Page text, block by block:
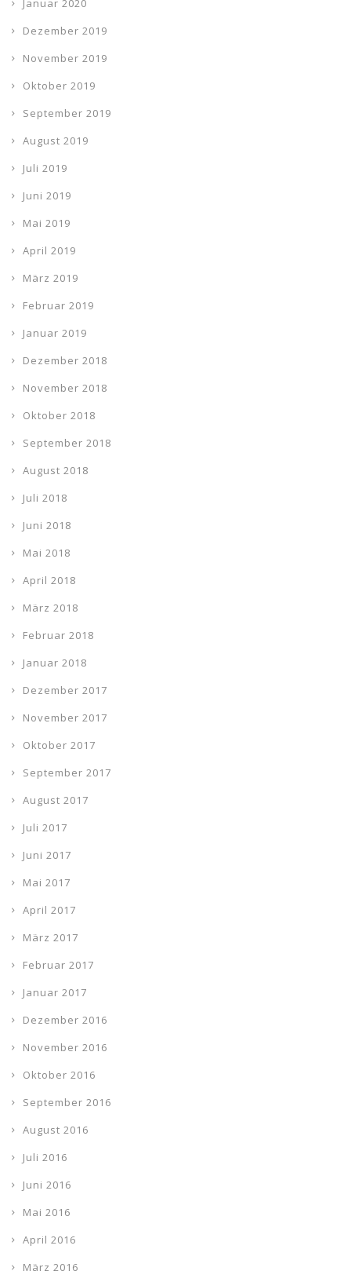
Januar 2020
Dezember 2019
November 2019
Oktober 2019
September 2019
August 2019
Juli 2019
Juni 2019
Mai 2019
April 2019
März 2019
Februar 2019
Januar 2019
Dezember 2018
November 2018
Oktober 2018
September 2018
August 2018
Juli 2018
Juni 2018
Mai 2018
April 2018
März 2018
Februar 2018
Januar 2018
Dezember 2017
November 2017
Oktober 2017
September 2017
August 2017
Juli 2017
Juni 2017
Mai 2017
April 2017
März 2017
Februar 2017
Januar 2017
Dezember 2016
November 2016
Oktober 2016
September 2016
August 2016
Juli 2016
Juni 2016
Mai 2016
April 2016
März 2016